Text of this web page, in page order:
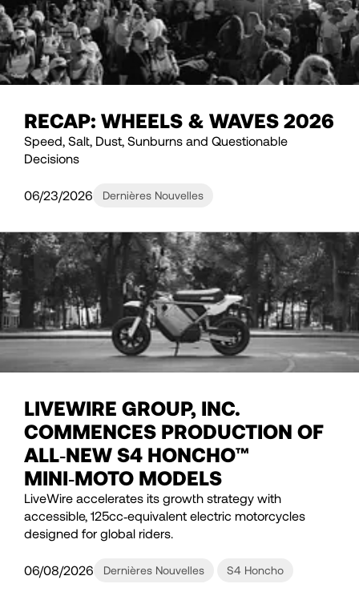
RECAP: WHEELS & WAVES 2026
Speed, Salt, Dust, Sunburns and Questionable
Decisions
06/23/2026 Dernières Nouvelles
LIVEWIRE GROUP, INC.
COMMENCES PRODUCTION OF
ALL‑NEW S4 HONCHO™
MINI‑MOTO MODELS
LiveWire accelerates its growth strategy with
accessible, 125cc‑equivalent electric motorcycles
designed for global riders.
06/08/2026 Dernières Nouvelles S4 Honcho